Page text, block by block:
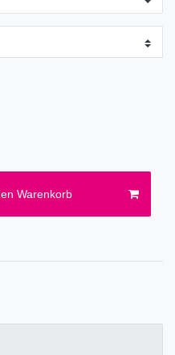
Warenkorb